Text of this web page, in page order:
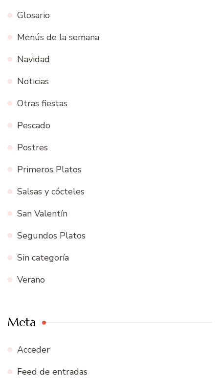
Glosario
Menús de la semana
Navidad
Noticias
Otras fiestas
Pescado
Postres
Primeros Platos
Salsas y cócteles
San Valentín
Segundos Platos
Sin categoría
Verano
Meta
Acceder
Feed de entradas